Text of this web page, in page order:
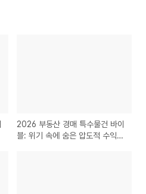
2026 부동산 경매 특수물건 바이
블: 위기 속에 숨은 압도적 수익의